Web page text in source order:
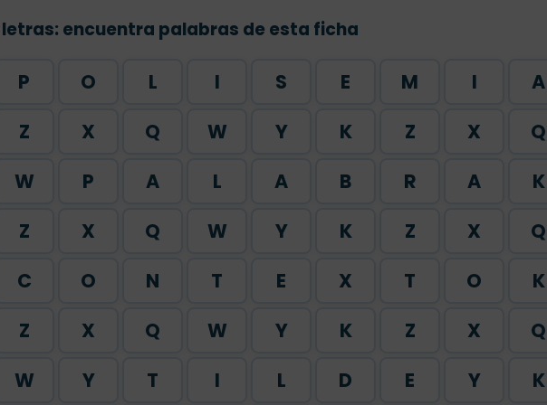
letras: encuentra palabras de esta ficha
P O L I S E M I A
Z X Q W Y K Z X Q
W P A L A B R A K
Z X Q W Y K Z X Q
C O N T E X T O K
Z X Q W Y K Z X Q
W Y T I L D E Y K